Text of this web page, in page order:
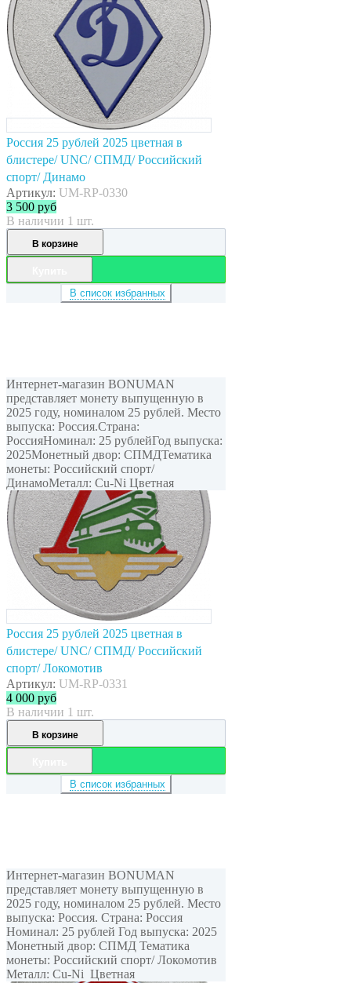
Россия 25 рублей 2025 цветная в
блистере/ UNC/ СПМД/ Российский
спорт/ Динамо
Артикул: UM-RP-0330
3 500 руб
В наличии 1 шт.
В корзине
В список избранных
Интернет-магазин BONUMAN
представляет монету выпущенную в
2025 году, номиналом 25 рублей. Место
выпуска: Россия.Страна:
РоссияНоминал: 25 рублейГод выпуска:
2025Монетный двор: СПМДТематика
монеты: Российский спорт/
ДинамоМеталл: Cu-Ni Цветная
Россия 25 рублей 2025 цветная в
блистере/ UNC/ СПМД/ Российский
спорт/ Локомотив
Артикул: UM-RP-0331
4 000 руб
В наличии 1 шт.
В корзине
В список избранных
Интернет-магазин BONUMAN
представляет монету выпущенную в
2025 году, номиналом 25 рублей. Место
выпуска: Россия. Страна: Россия
Номинал: 25 рублей Год выпуска: 2025
Монетный двор: СПМД Тематика
монеты: Российский спорт/ Локомотив
Металл: Cu-Ni Цветная